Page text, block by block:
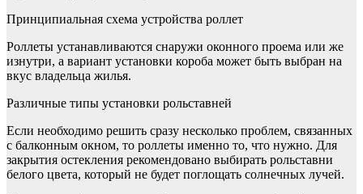
Принципиальная схема устройства роллет
Роллеты устанавливаются снаружи оконного проема или же
изнутри, а вариант установки короба может быть выбран на
вкус владельца жилья.
Различные типы установки рольставней
Если необходимо решить сразу несколько проблем, связанных
с балконным окном, то роллеты именно то, что нужно. Для
закрытия остекления рекомендовано выбирать рольставни
белого цвета, который не будет поглощать солнечных лучей.